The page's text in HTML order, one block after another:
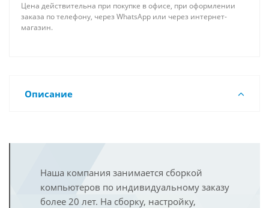
Цена действительна при покупке в офисе, при оформлении
заказа по телефону, через WhatsApp или через интернет-
магазин.
Описание
Наша компания занимается сборкой
компьютеров по индивидуальному заказу
более 20 лет. На сборку, настройку,